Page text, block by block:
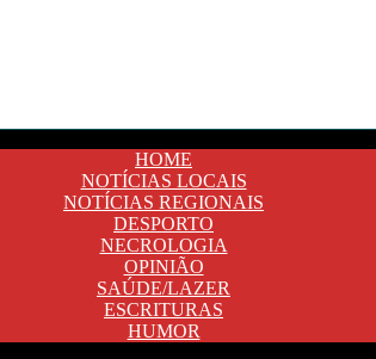
HOME
NOTÍCIAS LOCAIS
NOTÍCIAS REGIONAIS
DESPORTO
NECROLOGIA
OPINIÃO
SAÚDE/LAZER
ESCRITURAS
HUMOR